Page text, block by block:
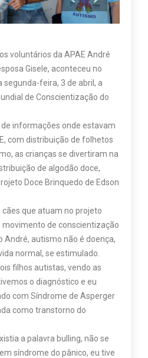
voluntários da APAE André
Gisele, aconteceu no
segunda-feira, 3 de abril, a
de Conscientização do
informações onde estavam
com distribuição de folhetos
as crianças se divertiram na
de algodão doce,
Doce Brinquedo de Edson
que atuam no projeto
movimento de conscientização
André, autismo não é doença,
normal, se estimulado.
filhos autistas, vendo as
o diagnóstico e eu
com Síndrome de Asperger
como transtorno do
a palavra bulling, não se
síndrome do pânico, eu tive